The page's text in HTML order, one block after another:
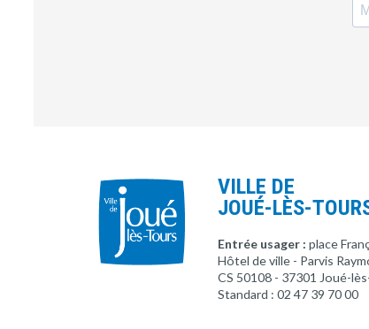
VILLE DE
JOUÉ-LÈS-
Entrée usager : place
Hôtel de ville - Parvis
CS 50108 - 37301 Joué-
Standard : 02 47 39 70 00